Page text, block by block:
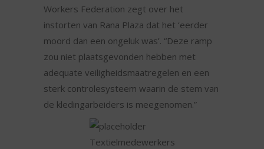
Workers Federation zegt over het
instorten van Rana Plaza dat het ‘eerder
moord dan een ongeluk was’. “Deze ramp
zou niet plaatsgevonden hebben met
adequate veiligheidsmaatregelen en een
sterk controlesysteem waarin de stem van
de kledingarbeiders is meegenomen.”
Textielmedewerkers